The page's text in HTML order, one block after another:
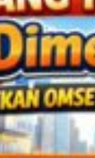
Advertesment